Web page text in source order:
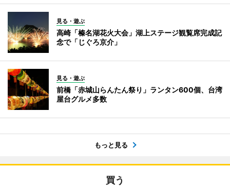
見る・遊ぶ
高崎「榛名湖花火大会」湖上ステージ観覧席完成記
念で「じぐろ京介」
見る・遊ぶ
前橋「赤城山らんたん祭り」ランタン600個、台湾
屋台グルメ多数
もっと見る
買う